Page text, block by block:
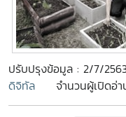
ปรับปรุงข้อมูล : 2/7/2563
ดิจิทัล
จำนวนผู้เปิดอ่า